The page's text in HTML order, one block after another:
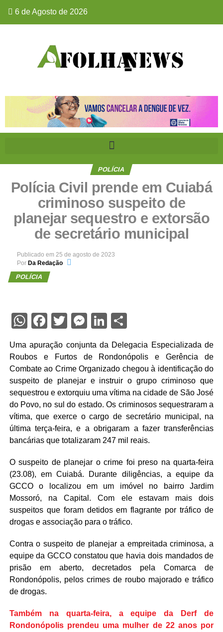
6 de Agosto de 2026
POLÍCIA
Polícia Civil prende em Cuiabá
criminoso suspeito de
planejar sequestro e extorsão
de secretário municipal
Publicado em 25 de agosto de 2023
Por Da Redação
POLÍCIA
WhatsApp
Facebook
Twitter
Messenger
LinkedIn
Share
Uma apuração conjunta da Delegacia Especializada de
Roubos e Furtos de Rondonópolis e Gerência de
Combate ao Crime Organizado chegou à identificação do
suspeito de planejar e instruir o grupo criminoso que
sequestrou e extorquiu uma vítima na cidade de São José
do Povo, no sul do estado. Os criminosos sequestraram a
vítima, que exerce o cargo de secretário municipal, na
última terça-feira, e a obrigaram a fazer transferências
bancárias que totalizaram 247 mil reais.
O suspeito de planejar o crime foi preso na quarta-feira
(23.08), em Cuiabá. Durante diligências, a equipe da
GCCO o localizou em um imóvel no bairro Jardim
Mossoró, na Capital. Com ele estavam mais dois
suspeitos que foram detidos em flagrante por tráfico de
drogas e associação para o tráfico.
Contra o suspeito de planejar a empreitada criminosa, a
equipe da GCCO constatou que havia dois mandados de
prisão em aberto, decretados pela Comarca de
Rondonópolis, pelos crimes de roubo majorado e tráfico
de drogas.
Também na quarta-feira, a equipe da Derf de
Rondonópolis prendeu uma mulher de 22 anos por